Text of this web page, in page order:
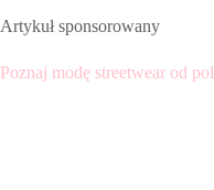
Artykuł sponsorowany
Poznaj modę streetwear od